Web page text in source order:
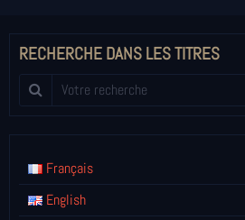
RECHERCHE DANS LES TITRES
Français
English